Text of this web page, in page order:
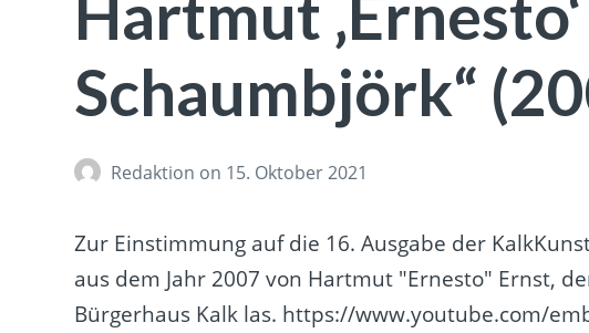
Hartmut
Schaumbjörk“
Redaktion on 15. Oktober 2021
Zur Einstimmung auf die 16. Ausgabe der
aus dem Jahr 2007 von Hartmut "Ernesto" Ernst,
Bürgerhaus Kalk las. https://www.youtube.com/